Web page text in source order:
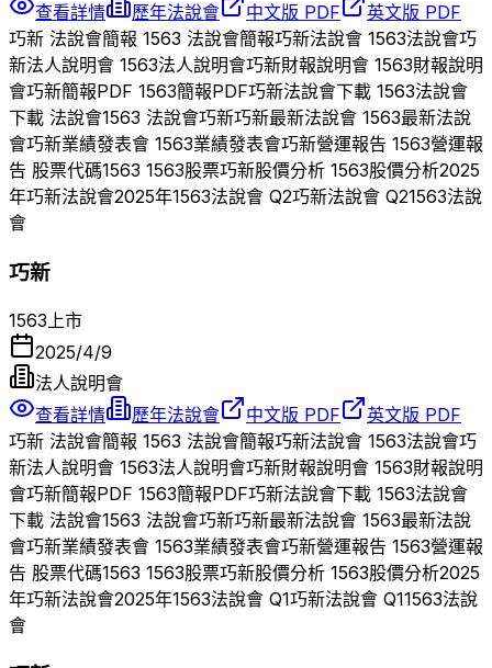
查看詳情
歷年法說會 中文版 PDF
英文版 PDF
巧新 法說會簡報 1563 法說會簡報巧新法說會 1563法說會巧
新法人說明會 1563法人說明會巧新財報說明會 1563財報說明
會巧新簡報PDF 1563簡報PDF巧新法說會下載 1563法說會
下載 法說會1563 法說會巧新巧新最新法說會 1563最新法說
會巧新業績發表會 1563業績發表會巧新營運報告 1563營運報
告 股票代碼1563 1563股票巧新股價分析 1563股價分析2025
年巧新法說會2025年1563法說會 Q2巧新法說會 Q21563法說
會
巧新
1563 上市
2025/4/9
法人說明會
查看詳情
歷年法說會 中文版 PDF
英文版 PDF
巧新 法說會簡報 1563 法說會簡報巧新法說會 1563法說會巧
新法人說明會 1563法人說明會巧新財報說明會 1563財報說明
會巧新簡報PDF 1563簡報PDF巧新法說會下載 1563法說會
下載 法說會1563 法說會巧新巧新最新法說會 1563最新法說
會巧新業績發表會 1563業績發表會巧新營運報告 1563營運報
告 股票代碼1563 1563股票巧新股價分析 1563股價分析2025
年巧新法說會2025年1563法說會 Q1巧新法說會 Q11563法說
會